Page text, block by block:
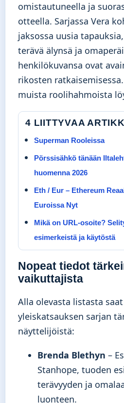
omistautuneella ja
otteella. Sarjassa Vera
jaksossa uusia
terävä älynsä ja
henkilökuvansa ovat
rikosten ratkaisemisessa.
muista roolihahmoista
4 LIITTYVAA
Superman Rooleissa
Pörssisähkö tänään
huomenna 2026
Eth / Eur – Ethereum
Euroissa Nyt
Mikä on URL-osoite?
esimerkeistä ja käytöstä
Nopeat tiedot
vaikuttajista
Alla olevasta listasta
yleiskatsauksen sarjan
näyttelijöistä:
Brenda Blethyn –
Stanhope, tuoden
terävyyden ja
luonteen.